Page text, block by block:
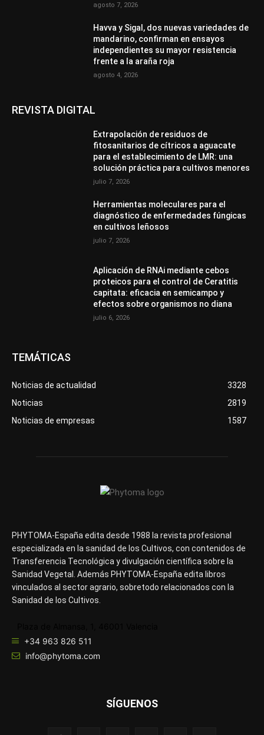
agosto 7, 2026
Havva y Sigal, dos nuevas variedades de
mandarino, confirman en ensayos
independientes su mayor resistencia
frente a la araña roja
agosto 4, 2026
REVISTA DIGITAL
Extrapolación de residuos de
fitosanitarios de cítricos a aguacate
para el establecimiento de LMR: una
solución práctica para cultivos menores
julio 7, 2026
Herramientas moleculares para el
diagnóstico de enfermedades fúngicas
en cultivos leñosos
julio 7, 2026
Aplicación de RNAi mediante cebos
proteicos para el control de Ceratitis
capitata: eficacia en semicampo y
efectos sobre organismos no diana
julio 6, 2026
TEMÁTICAS
Noticias de actualidad
3328
Noticias
2819
Noticias de empresas
1587
PHYTOMA-España edita desde 1988 la revista profesional
especializada en la sanidad de los Cultivos, con contenidos de
Transferencia Tecnológica y divulgación científica sobre la
Sanidad Vegetal. Además PHYTOMA-España edita libros
vinculados al sector agrario, sobretodo relacionados con la
Sanidad de los Cultivos.
+34 963 826 511
info@phytoma.com
SÍGUENOS